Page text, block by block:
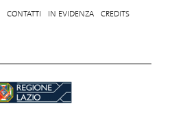
CONTATTI IN EVIDENZA CREDITS